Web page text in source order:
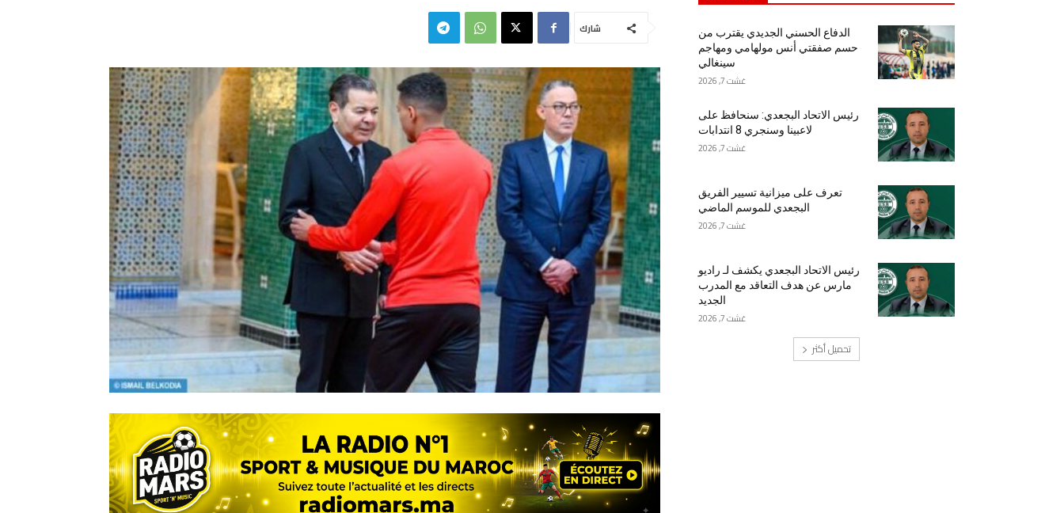
شارك
الدفاع الحسني الجديدي يقترب من
حسم صفقتي أنس مولهامي ومهاجم
سينغالي
غشت 7, 2026
رئيس الاتحاد البجعدي: سنحافظ على
لاعبينا وسنجري 8 انتدابات
غشت 7, 2026
تعرف على ميزانية تسيير الفريق
البجعدي للموسم الماضي
غشت 7, 2026
رئيس الاتحاد البجعدي يكشف لـ راديو
مارس عن هدف التعاقد مع المدرب
الجديد
غشت 7, 2026
تحميل أكثر